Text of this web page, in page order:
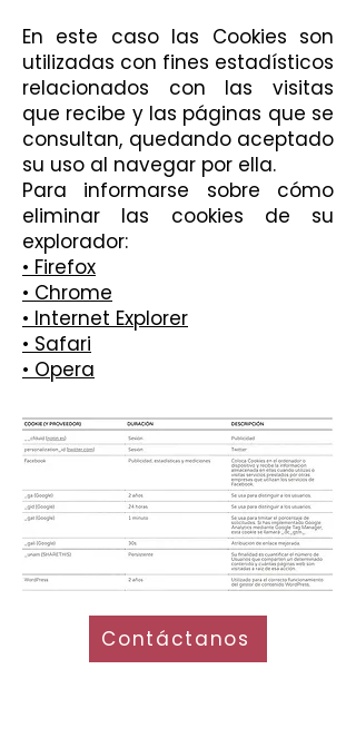
En este caso las Cookies son
utilizadas con fines estadísticos
relacionados con las visitas
que recibe y las páginas que se
consultan, quedando aceptado
su uso al navegar por ella.
Para informarse sobre cómo
eliminar las cookies de su
explorador:
• Firefox
• Chrome
• Internet Explorer
• Safari
• Opera
Contáctanos